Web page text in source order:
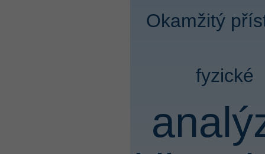
Okamžitý
fyzické